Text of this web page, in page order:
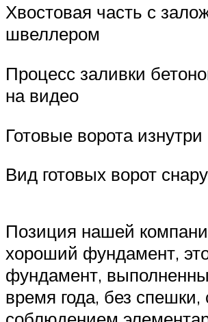
Хвостовая часть с
швеллером
Процесс заливки
на видео
Готовые ворота изнутри
Вид готовых ворот
Позиция нашей
хороший фундамент,
фундамент,
время года, без спешки,